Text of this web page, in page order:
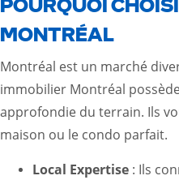
MONTRÉAL
Montréal est un marché
immobilier Montréal
approfondie du terrain. Ils
maison ou le condo parfait.
Local Expertise : Ils